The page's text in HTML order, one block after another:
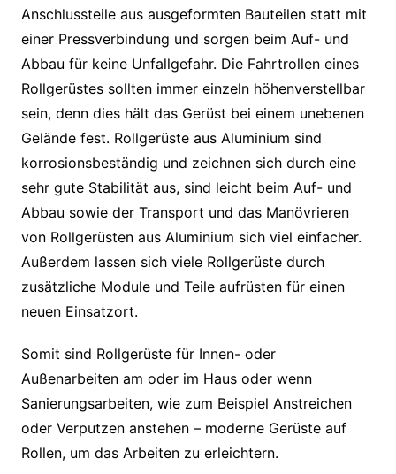
Anschlussteile aus ausgeformten Bauteilen statt mit
einer Pressverbindung und sorgen beim Auf- und
Abbau für keine Unfallgefahr. Die Fahrtrollen eines
Rollgerüstes sollten immer einzeln höhenverstellbar
sein, denn dies hält das Gerüst bei einem unebenen
Gelände fest. Rollgerüste aus Aluminium sind
korrosionsbeständig und zeichnen sich durch eine
sehr gute Stabilität aus, sind leicht beim Auf- und
Abbau sowie der Transport und das Manövrieren
von Rollgerüsten aus Aluminium sich viel einfacher.
Außerdem lassen sich viele Rollgerüste durch
zusätzliche Module und Teile aufrüsten für einen
neuen Einsatzort.
Somit sind Rollgerüste für Innen- oder
Außenarbeiten am oder im Haus oder wenn
Sanierungsarbeiten, wie zum Beispiel Anstreichen
oder Verputzen anstehen – moderne Gerüste auf
Rollen, um das Arbeiten zu erleichtern.